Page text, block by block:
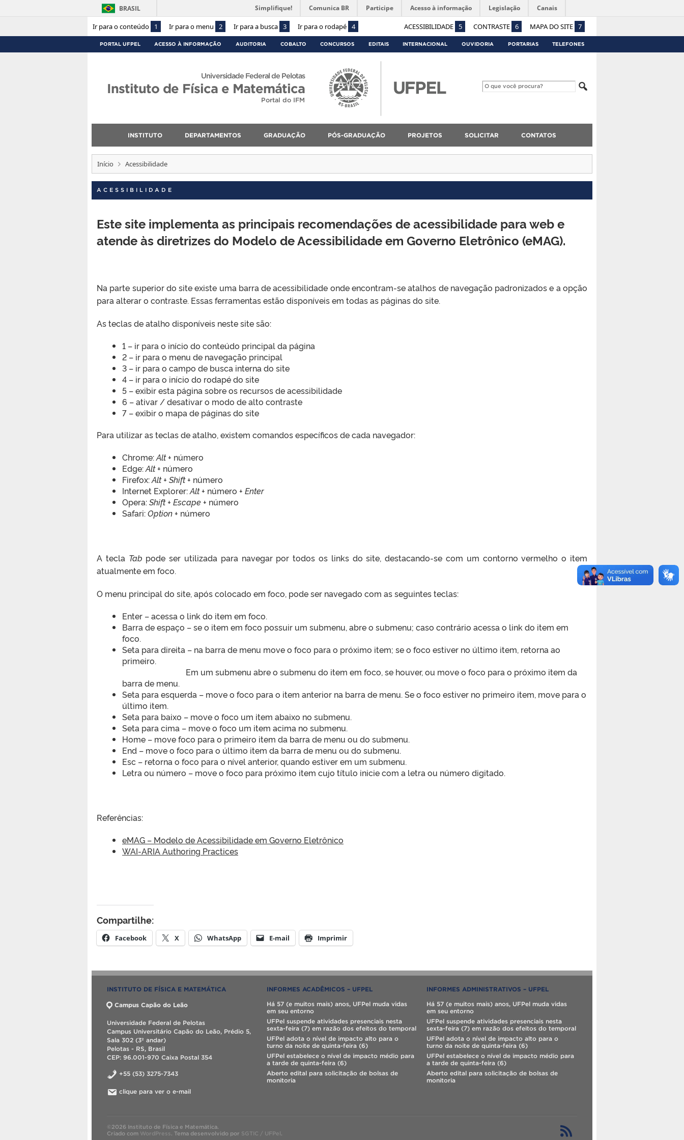
Ir para o conteúdo 1 Ir para o menu 2 Ir para a busca 3 Ir para o rodapé 4 ACESSIBILIDADE 5 CONTRASTE 6 MAPA DO SITE 7
BRASIL Simplifique! Comunica BR Participe Acesso à informação Legislação Canais
PORTAL UFPEL ACESSO À INFORMAÇÃO AUDITORIA COBALTO CONCURSOS EDITAIS INTERNACIONAL OUVIDORIA PORTARIAS TELEFONES
Universidade Federal de Pelotas
Instituto de Física e Matemática
Portal do IFM
INSTITUTO DEPARTAMENTOS GRADUAÇÃO PÓS-GRADUAÇÃO PROJETOS SOLICITAR CONTATOS
Início Acessibilidade
ACESSIBILIDADE
Este site implementa as principais recomendações de acessibilidade para web e
atende às diretrizes do Modelo de Acessibilidade em Governo Eletrônico (eMAG).
Na parte superior do site existe uma barra de acessibilidade onde encontram-se atalhos de navegação padronizados e a opção
para alterar o contraste. Essas ferramentas estão disponíveis em todas as páginas do site.
As teclas de atalho disponíveis neste site são:
1 – ir para o início do conteúdo principal da página
2 – ir para o menu de navegação principal
3 – ir para o campo de busca interna do site
4 – ir para o início do rodapé do site
5 – exibir esta página sobre os recursos de acessibilidade
6 – ativar / desativar o modo de alto contraste
7 – exibir o mapa de páginas do site
Para utilizar as teclas de atalho, existem comandos específicos de cada navegador:
Chrome:Alt+ número
Edge:Alt+ número
Firefox:Alt + Shift+ número
Internet Explorer:Alt+ número + Enter
Opera:Shift + Escape+ número
Safari:Option+ número
A tecla Tab pode ser utilizada para navegar por todos os links do site, destacando-se com um contorno vermelho o item
atualmente em foco.
O menu principal do site, após colocado em foco, pode ser navegado com as seguintes teclas:
Enter – acessa o link do item em foco.
Barra de espaço – se o item em foco possuir um submenu, abre o submenu; caso contrário acessa o link do item em
foco.
Seta para direita – na barra de menu move o foco para o próximo item; se o foco estiver no último item, retorna ao
primeiro.
Em um submenu abre o submenu do item em foco, se houver, ou move o foco para o próximo item da
barra de menu.
Seta para esquerda – move o foco para o item anterior na barra de menu. Se o foco estiver no primeiro item, move para o
último item.
Seta para baixo – move o foco um item abaixo no submenu.
Seta para cima – move o foco um item acima no submenu.
Home – move foco para o primeiro item da barra de menu ou do submenu.
End – move o foco para o último item da barra de menu ou do submenu.
Esc – retorna o foco para o nível anterior, quando estiver em um submenu.
Letra ou número – move o foco para próximo item cujo título inicie com a letra ou número digitado.
Referências:
eMAG – Modelo de Acessibilidade em Governo Eletrônico
WAI-ARIA Authoring Practices
Compartilhe:
Facebook X WhatsApp E-mail Imprimir
INSTITUTO DE FÍSICA E MATEMÁTICA
Campus Capão do Leão
Universidade Federal de Pelotas
Campus Universitário Capão do Leão, Prédio 5,
Sala 302 (3º andar)
Pelotas - RS, Brasil
CEP: 96.001-970 Caixa Postal 354
+55 (53) 3275-7343
clique para ver o e-mail
INFORMES ACADÊMICOS – UFPEL
Há 57 (e muitos mais) anos, UFPel muda vidas
em seu entorno
UFPel suspende atividades presenciais nesta
sexta-feira (7) em razão dos efeitos do temporal
UFPel adota o nível de impacto alto para o
turno da noite de quinta-feira (6)
UFPel estabelece o nível de impacto médio para
a tarde de quinta-feira (6)
Aberto edital para solicitação de bolsas de
monitoria
INFORMES ADMINISTRATIVOS – UFPEL
Há 57 (e muitos mais) anos, UFPel muda vidas
em seu entorno
UFPel suspende atividades presenciais nesta
sexta-feira (7) em razão dos efeitos do temporal
UFPel adota o nível de impacto alto para o
turno da noite de quinta-feira (6)
UFPel estabelece o nível de impacto médio para
a tarde de quinta-feira (6)
Aberto edital para solicitação de bolsas de
monitoria
©2026 Instituto de Física e Matemática.
Criado com WordPress. Tema desenvolvido por SGTIC / UFPel.